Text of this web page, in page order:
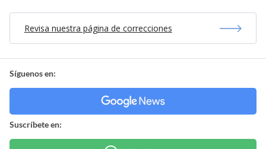
Revisa nuestra página de correcciones
Síguenos en:
Suscríbete en: